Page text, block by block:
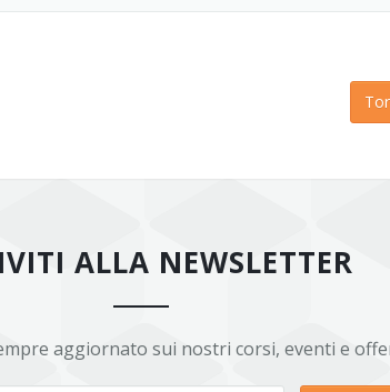
ALLA NEWSLETTER
aggiornato sui nostri corsi, eventi e